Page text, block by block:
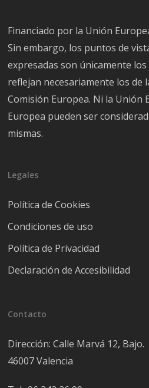
Financiado por la Unión
Sin embargo, los puntos de
expresadas son únicamente
reflejan necesariamente los de
Comisión Europea. Ni la Unión
Europea pueden ser
mismas.
Legales
Política de Cookies
Condiciones de uso
Política de Privacidad
Declaración de Accesibilidad
Contacto
Dirección: Calle Marvá 12, Bajo.
46007 Valencia